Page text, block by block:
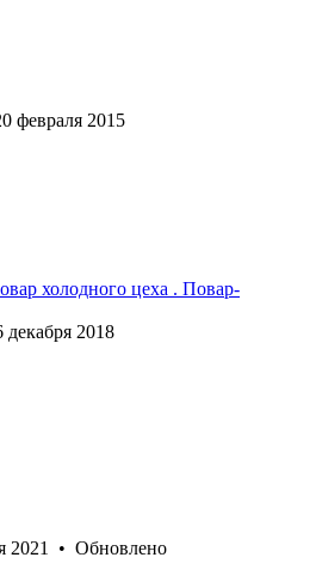
февраля 2015
холодного цеха . Повар-
декабря 2018
2021 • Обновлено